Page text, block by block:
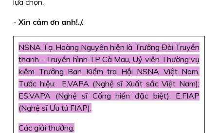
lựa chọn.
- Xin cảm ơn anh!./.
NSNA Tạ Hoàng Nguyên hiện là Trưởng Đài Truyền
thanh - Truyền hình TP Cà Mau, Uỷ viên Thường vụ
kiêm Trưởng Ban Kiểm tra Hội NSNA Việt Nam.
Tước hiệu: E.VAPA (Nghệ sĩ Xuất sắc Việt Nam);
ES.VAPA (Nghệ sĩ Cống hiến đặc biệt); E.FIAP
(Nghệ sĩ Ưu tú FIAP).
Các giải thưởng: